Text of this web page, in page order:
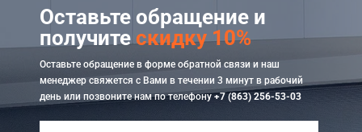
Оставьте обращение и
получитескидку 10%
Оставьте обращение в форме обратной связи и наш
менеджер свяжется с Вами в течении 3 минут в рабочий
день или позвоните нам по телефону+7 (863) 256-53-03